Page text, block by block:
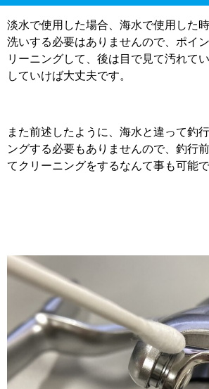
淡水で使用した場合、海水で使用した
洗いする必要はありませんので、ポイ
リーニングして、後は目で見て汚れて
していけば大丈夫です。
また前述したように、海水と違って釣
ングする必要もありませんので、釣行
てクリーニングをするなんて事も可能で